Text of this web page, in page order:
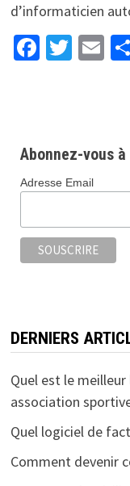
d’informaticien
Abonnez-vous
Adresse Email
DERNIERS
Quel est le
association
Quel logiciel de
Comment devenir